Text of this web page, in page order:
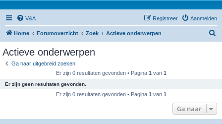
V&A Aanmelden
Registreer
Home Forumoverzicht Zoek Actieve onderwerpen
Actieve onderwerpen
Ga naar uitgebreid zoeken
Er zijn 0 resultaten gevonden • Pagina 1 van 1
Er zijn geen resultaten gevonden.
Er zijn 0 resultaten gevonden • Pagina 1 van 1
Ga naar